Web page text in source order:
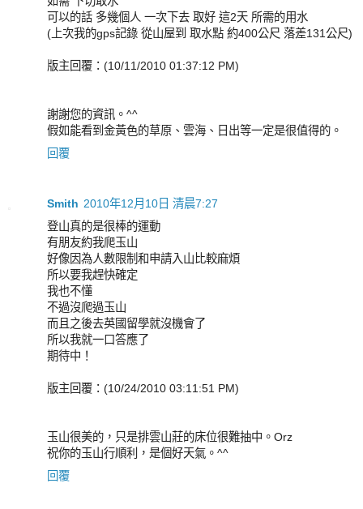
可以的話 多幾個人 一次下去 取好 這2天 所需的用水
(上次我的gps記錄 從山屋到 取水點 約400公尺 落差131公尺)
版主回覆：(10/11/2010 01:37:12 PM)
謝謝您的資訊。^^
假如能看到金黃色的草原、雲海、日出等一定是很值得的。
回覆
Smith 2010年12月10日 清晨7:27
登山真的是很棒的運動
有朋友約我爬玉山
好像因為人數限制和申請入山比較麻煩
所以要我趕快確定
我也不懂
不過沒爬過玉山
而且之後去英國留學就沒機會了
所以我就一口答應了
期待中！
版主回覆：(10/24/2010 03:11:51 PM)
玉山很美的，只是排雲山莊的床位很難抽中。Orz
祝你的玉山行順利，是個好天氣。^^
回覆